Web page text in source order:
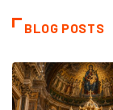
BLOG POSTS